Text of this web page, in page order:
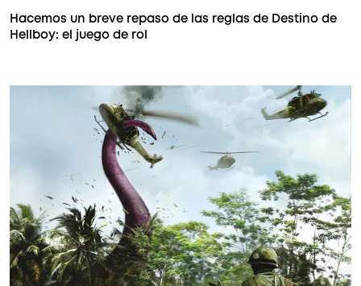
Hacemos un breve repaso de las reglas de Destino de
Hellboy: el juego de rol